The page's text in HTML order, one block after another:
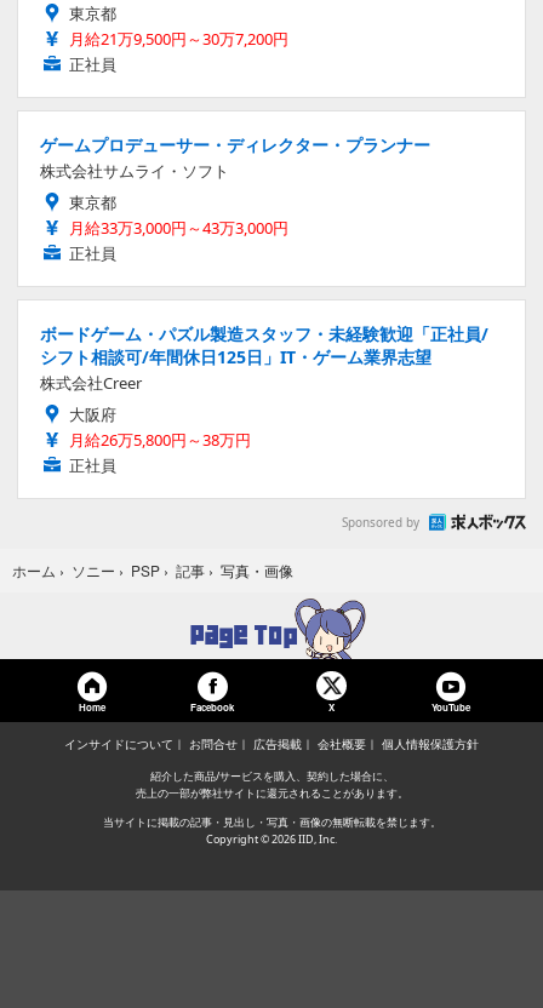
東京都
月給21万9,500円～30万7,200円
正社員
ゲームプロデューサー・ディレクター・プランナー
株式会社サムライ・ソフト
東京都
月給33万3,000円～43万3,000円
正社員
ボードゲーム・パズル製造スタッフ・未経験歓迎「正社員/
シフト相談可/年間休日125日」IT・ゲーム業界志望
株式会社Creer
大阪府
月給26万5,800円～38万円
正社員
Sponsored by
ホーム › ソニー › PSP › 記事 › 写真・画像
Home Facebook X YouTube
インサイドについて お問合せ 広告掲載 会社概要 個人情報保護方針
紹介した商品/サービスを購入、契約した場合に、
売上の一部が弊社サイトに還元されることがあります。
当サイトに掲載の記事・見出し・写真・画像の無断転載を禁じます。
Copyright © 2026 IID, Inc.